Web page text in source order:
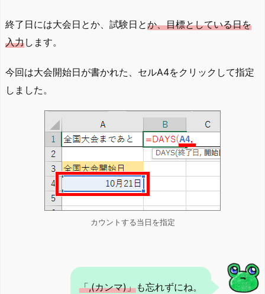
終了日には大会日とか、試験日とか、目標としている日を
入力します。
今回は大会開始日が書かれた、セルA4をクリックして指定
しました。
カウントする当日を指定
「,(カンマ)」も忘れずにね。